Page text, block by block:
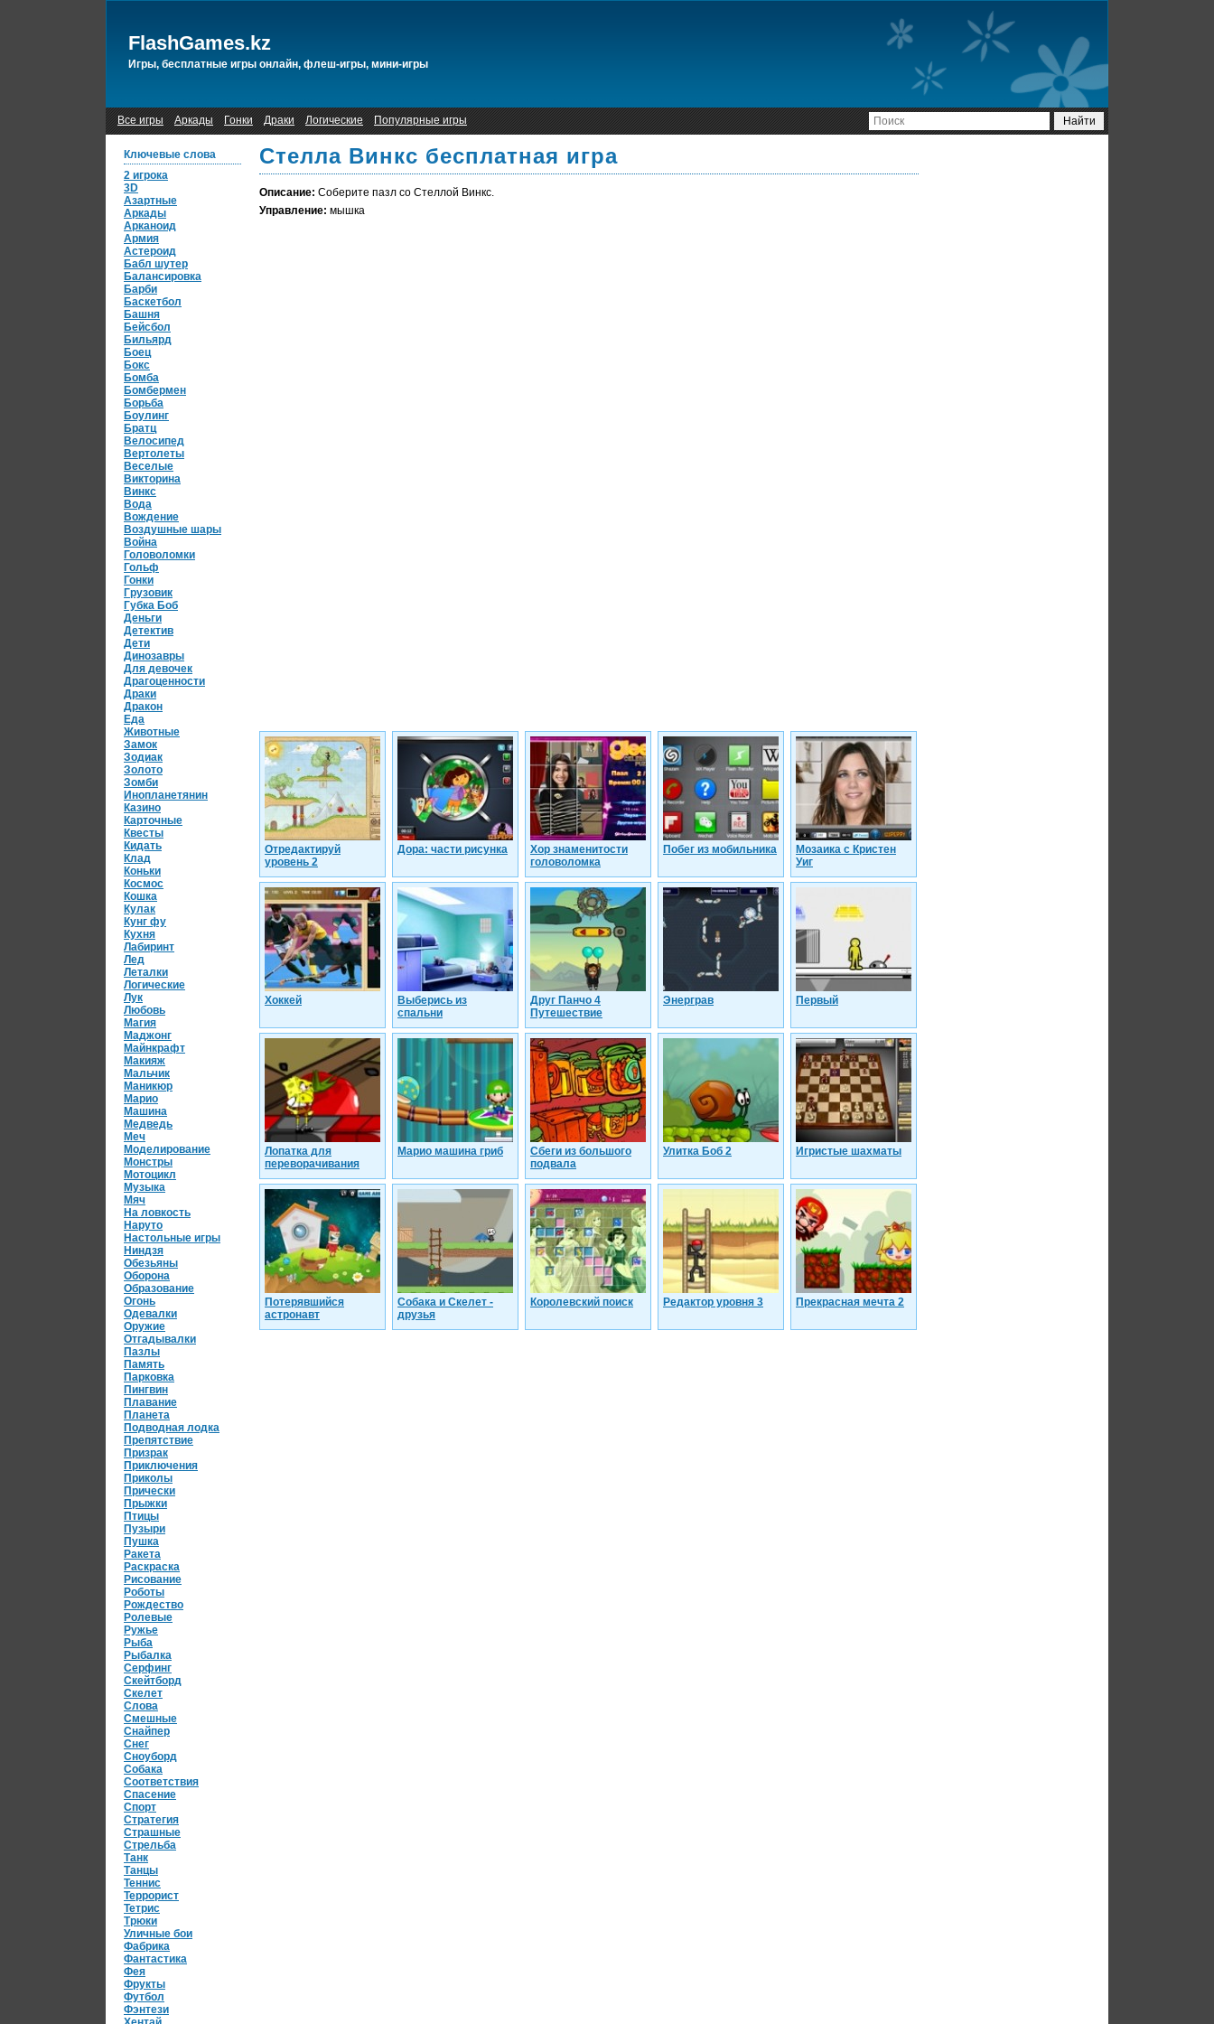
FlashGames.kz
Игры, бесплатные игры онлайн, флеш-игры, мини-игры
Все игры Аркады Гонки Драки Логические Популярные игры
Ключевые слова
2 игрока
3D
Азартные
Аркады
Арканоид
Армия
Астероид
Бабл шутер
Балансировка
Барби
Баскетбол
Башня
Бейсбол
Бильярд
Боец
Бокс
Бомба
Бомбермен
Борьба
Боулинг
Братц
Велосипед
Вертолеты
Веселые
Викторина
Винкс
Вода
Вождение
Воздушные шары
Война
Головоломки
Гольф
Гонки
Грузовик
Губка Боб
Деньги
Детектив
Дети
Динозавры
Для девочек
Драгоценности
Драки
Дракон
Еда
Животные
Замок
Зодиак
Золото
Зомби
Инопланетянин
Казино
Карточные
Квесты
Кидать
Клад
Коньки
Космос
Кошка
Кулак
Кунг фу
Кухня
Лабиринт
Лед
Леталки
Логические
Лук
Любовь
Магия
Маджонг
Майнкрафт
Макияж
Мальчик
Маникюр
Марио
Машина
Медведь
Меч
Моделирование
Монстры
Мотоцикл
Музыка
Мяч
На ловкость
Наруто
Настольные игры
Ниндзя
Обезьяны
Оборона
Образование
Огонь
Одевалки
Оружие
Отгадывалки
Пазлы
Память
Парковка
Пингвин
Плавание
Планета
Подводная лодка
Препятствие
Призрак
Приключения
Приколы
Прически
Прыжки
Птицы
Пузыри
Пушка
Ракета
Раскраска
Рисование
Роботы
Рождество
Ролевые
Ружье
Рыба
Рыбалка
Серфинг
Скейтборд
Скелет
Слова
Смешные
Снайпер
Снег
Сноуборд
Собака
Соответствия
Спасение
Спорт
Стратегия
Страшные
Стрельба
Танк
Танцы
Теннис
Террорист
Тетрис
Трюки
Уличные бои
Фабрика
Фантастика
Фея
Фрукты
Футбол
Фэнтези
Стелла Винкс бесплатная игра
Описание: Соберите пазл со Стеллой Винкс.
Управление: мышка
Отредактируй
уровень 2
Дора: части рисунка
Хор знаменитости
головоломка
Побег из мобильника
Мозаика с Кристен
Уиг
Хоккей
Выберись из
спальни
Друг Панчо 4
Путешествие
Энерграв Первый
Лопатка для
переворачивания
Марио машина гриб
Сбеги из большого
подвала
Улитка Боб 2 Игристые шахматы
Потерявшийся
астронавт
Собака и Скелет -
друзья
Королевский поиск Редактор уровня 3 Прекрасная мечта 2